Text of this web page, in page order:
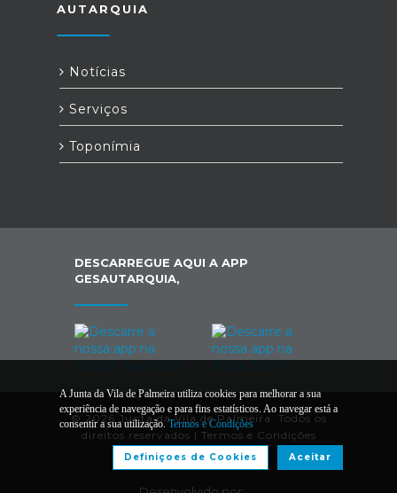
AUTARQUIA
Notícias
Serviços
Toponímia
DESCARREGUE AQUI A APP
GESAUTARQUIA,
© 2026 Junta da Vila de Palmeira. Todos os
direitos reservados | Termos e Condições
A Junta da Vila de Palmeira utiliza cookies para melhorar a sua
experiência de navegação e para fins estatísticos. Ao navegar está a
consentir a sua utilização.Termos e Condições
Aceitar
Definiçoes de Cookies